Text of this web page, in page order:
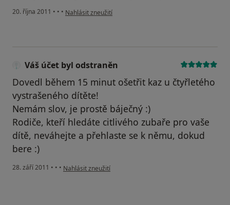
20. října 2011 • • • podle názoru uživatele Váš účet byl odstraněn
Nahlásit zneužití
Váš účet byl odstraněn
Dovedl během 15 minut ošetřit kaz u čtyřletého
vystrašeného dítěte!
Nemám slov, je prostě báječný :)
Rodiče, kteří hledáte citlivého zubaře pro vaše
dítě, neváhejte a přehlaste se k němu, dokud
bere :)
28. září 2011 • • • podle názoru uživatele Váš účet byl odstraněn
Nahlásit zneužití